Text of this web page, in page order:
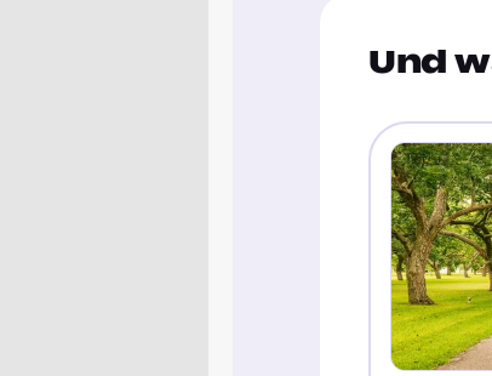
Und